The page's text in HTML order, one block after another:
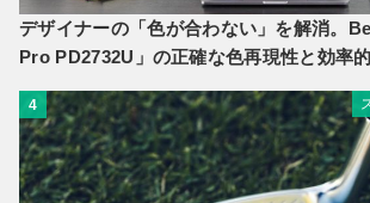
デザイナーの「色が合わない」を解消。
Pro PD2732U」の正確な色再現性と効率
4